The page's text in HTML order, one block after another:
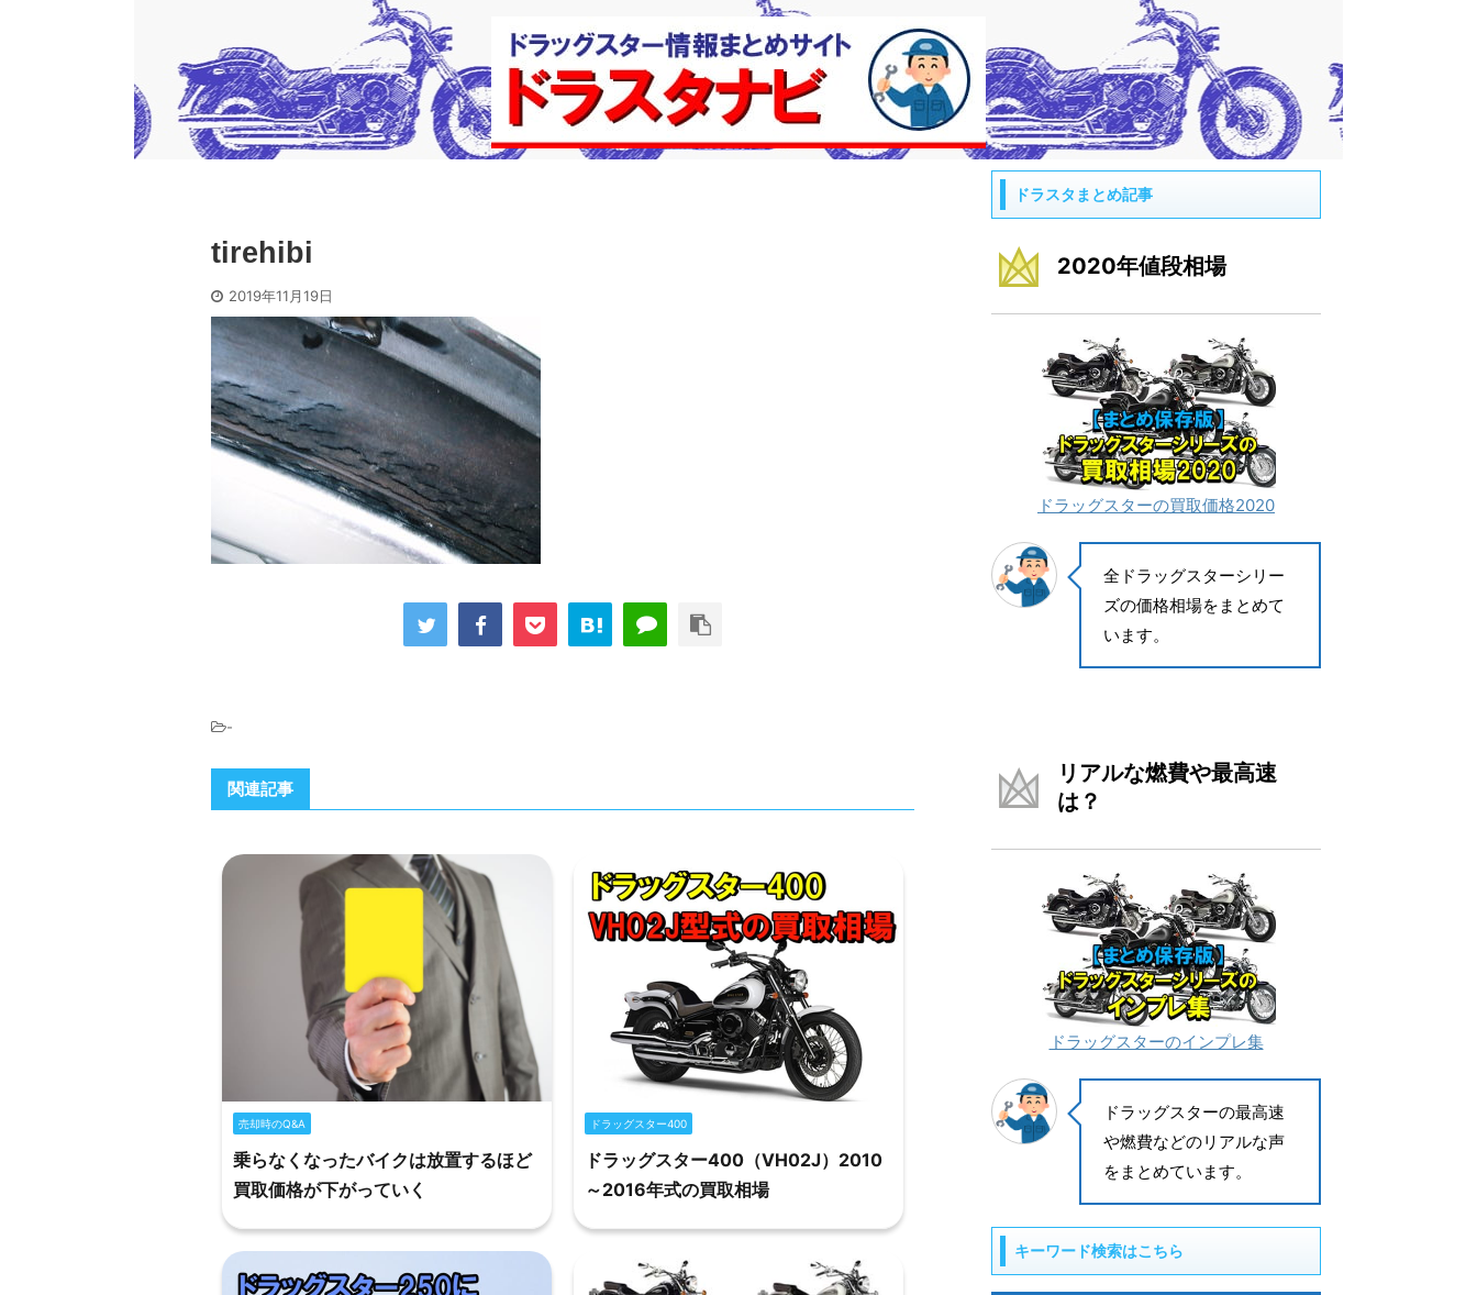
tirehibi
2019年11月19日
-
関連記事
売却時のQ&A
乗らなくなったバイクは放置するほど
買取価格が下がっていく
ドラッグスター400
ドラッグスター400（VH02J）2010
～2016年式の買取相場
ドラスタまとめ記事
2020年値段相場
ドラッグスターの買取価格2020
全ドラッグスターシリー
ズの価格相場をまとめて
います。
リアルな燃費や最高速
は？
ドラッグスターのインプレ集
ドラッグスターの最高速
や燃費などのリアルな声
をまとめています。
キーワード検索はこちら